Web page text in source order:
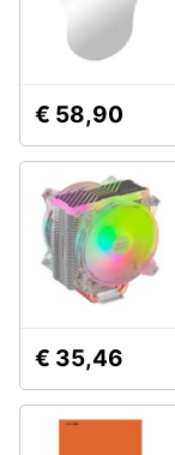
€ 58,90
€ 35,46